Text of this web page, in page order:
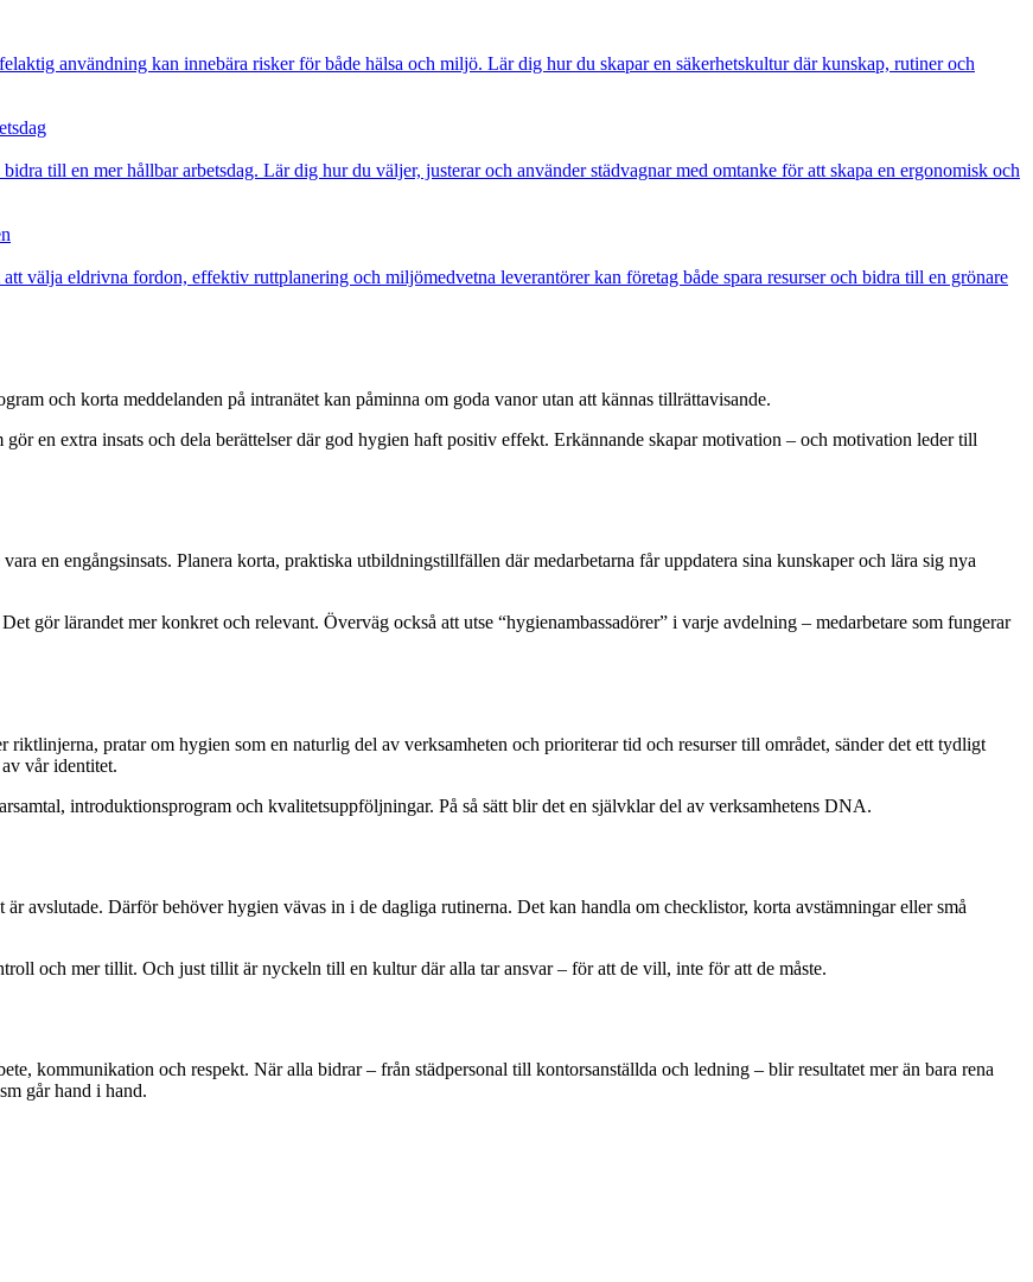
användning kan innebära risker för både hälsa och miljö. Lär dig hur du skapar en säkerhetskultur där kunskap, rutiner och
till en mer hållbar arbetsdag. Lär dig hur du väljer, justerar och använder städvagnar med omtanke för att skapa en ergonomisk och
välja eldrivna fordon, effektiv ruttplanering och miljömedvetna leverantörer kan företag både spara resurser och bidra till en grönare
och korta meddelanden på intranätet kan påminna om goda vanor utan att kännas tillrättavisande.
en extra insats och dela berättelser där god hygien haft positiv effekt. Erkännande skapar motivation – och motivation leder till
en engångsinsats. Planera korta, praktiska utbildningstillfällen där medarbetarna får uppdatera sina kunskaper och lära sig nya
gör lärandet mer konkret och relevant. Överväg också att utse “hygienambassadörer” i varje avdelning – medarbetare som fungerar
pratar om hygien som en naturlig del av verksamheten och prioriterar tid och resurser till området, sänder det ett tydligt
vår identitet.
introduktionsprogram och kvalitetsuppföljningar. På så sätt blir det en självklar del av verksamhetens DNA.
avslutade. Därför behöver hygien vävas in i de dagliga rutinerna. Det kan handla om checklistor, korta avstämningar eller små
och mer tillit. Och just tillit är nyckeln till en kultur där alla tar ansvar – för att de vill, inte för att de måste.
kommunikation och respekt. När alla bidrar – från städpersonal till kontorsanställda och ledning – blir resultatet mer än bara rena
går hand i hand.